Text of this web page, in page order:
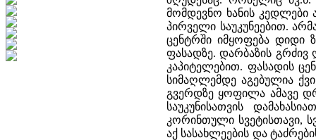
მომდევნო ხანის
პირველი საუკუნეებით.
ცენტრში იმყოფება დიდი
ფასადზე. დარბაზის გრძივ
კაპიტელებით. ფასადის
სიმაღლემდე აგებულია
გვერდზე ყოფილა ამავე
საუკუნისათვის
კორინთული სვეტისთავი,
აქ სასახლეების და